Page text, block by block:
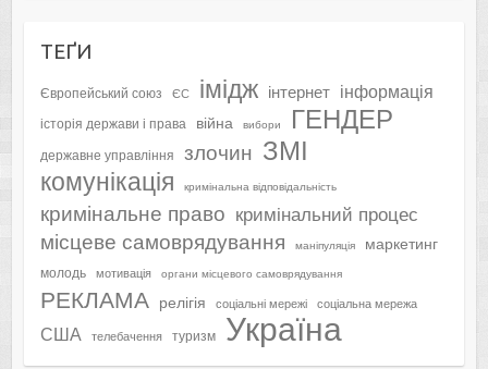
ТЕҐИ
Європейський союз ЄС імідж інтернет інформація
історія держави і права війна вибори ГЕНДЕР
державне управління злочин ЗМІ
комунікація кримінальна відповідальність
кримінальне право кримінальний процес
місцеве самоврядування маніпуляція маркетинг
молодь мотивація органи місцевого самоврядування
РЕКЛАМА релігія соціальні мережі соціальна мережа
США телебачення туризм Україна